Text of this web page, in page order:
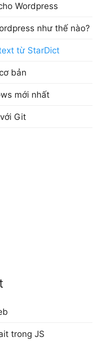
Wordpress
như thế nào?
từ StarDict
bản
mới nhất
Git
trong JS